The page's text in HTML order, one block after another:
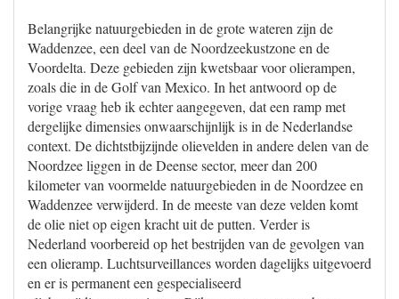
Belangrijke natuurgebieden in de grote wateren zijn de
Waddenzee, een deel van de Noordzeekustzone en de
Voordelta. Deze gebieden zijn kwetsbaar voor olierampen,
zoals die in de Golf van Mexico. In het antwoord op de
vorige vraag heb ik echter aangegeven, dat een ramp met
dergelijke dimensies onwaarschijnlijk is in de Nederlandse
context. De dichtstbijzijnde olievelden in andere delen van de
Noordzee liggen in de Deense sector, meer dan 200
kilometer van voormelde natuurgebieden in de Noordzee en
Waddenzee verwijderd. In de meeste van deze velden komt
de olie niet op eigen kracht uit de putten. Verder is
Nederland voorbereid op het bestrijden van de gevolgen van
een olieramp. Luchtsurveillances worden dagelijks uitgevoerd
en er is permanent een gespecialiseerd